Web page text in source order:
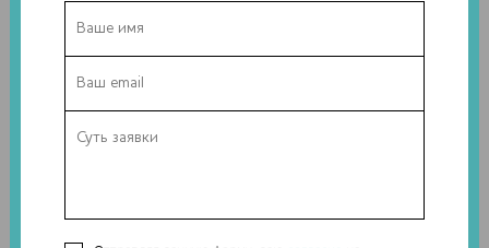
Как это сделано:
Процесс начинается со снятия мерок и выяснения
даже музыкальные вкусы.